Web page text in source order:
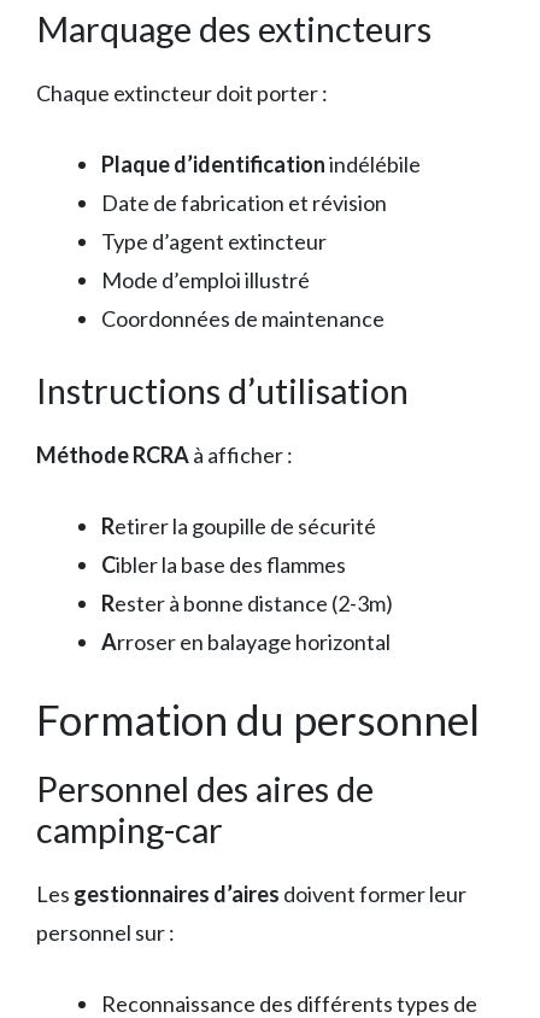
Marquage des extincteurs
Chaque extincteur doit porter :
Plaque d’identificationindélébile
Date de fabrication et révision
Type d’agent extincteur
Mode d’emploi illustré
Coordonnées de maintenance
Instructions d’utilisation
Méthode RCRAà afficher :
Retirer la goupille de sécurité
Cibler la base des flammes
Rester à bonne distance (2-3m)
Arroser en balayage horizontal
Formation du personnel
Personnel des aires de
camping-car
Les gestionnaires d’aires doivent former leur
personnel sur :
Reconnaissance des différents types de